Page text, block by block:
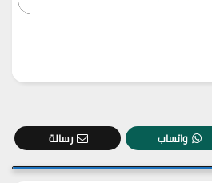
واتساب رسالة